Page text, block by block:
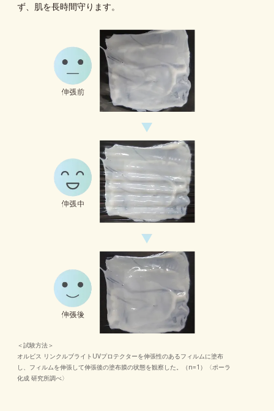
ず、肌を長時間守ります。
＜試験方法＞
オルビス リンクルブライトUVプロテクターを伸張性のあるフィルムに塗布
し、フィルムを伸張して伸張後の塗布膜の状態を観察した。（n=1）〈ポーラ
化成 研究所調べ〉